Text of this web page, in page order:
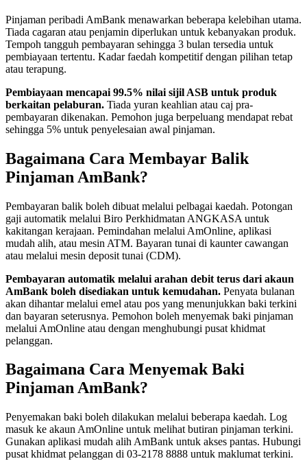
Pinjaman peribadi AmBank menawarkan beberapa kelebihan utama.
Tiada cagaran atau penjamin diperlukan untuk kebanyakan produk.
Tempoh tangguh pembayaran sehingga 3 bulan tersedia untuk
pembiayaan tertentu. Kadar faedah kompetitif dengan pilihan tetap
atau terapung.
Pembiayaan mencapai 99.5% nilai sijil ASB untuk produk
berkaitan pelaburan. Tiada yuran keahlian atau caj pra-
pembayaran dikenakan. Pemohon juga berpeluang mendapat rebat
sehingga 5% untuk penyelesaian awal pinjaman.
Bagaimana Cara Membayar Balik
Pinjaman AmBank?
Pembayaran balik boleh dibuat melalui pelbagai kaedah. Potongan
gaji automatik melalui Biro Perkhidmatan ANGKASA untuk
kakitangan kerajaan. Pemindahan melalui AmOnline, aplikasi
mudah alih, atau mesin ATM. Bayaran tunai di kaunter cawangan
atau melalui mesin deposit tunai (CDM).
Pembayaran automatik melalui arahan debit terus dari akaun
AmBank boleh disediakan untuk kemudahan. Penyata bulanan
akan dihantar melalui emel atau pos yang menunjukkan baki terkini
dan bayaran seterusnya. Pemohon boleh menyemak baki pinjaman
melalui AmOnline atau dengan menghubungi pusat khidmat
pelanggan.
Bagaimana Cara Menyemak Baki
Pinjaman AmBank?
Penyemakan baki boleh dilakukan melalui beberapa kaedah. Log
masuk ke akaun AmOnline untuk melihat butiran pinjaman terkini.
Gunakan aplikasi mudah alih AmBank untuk akses pantas. Hubungi
pusat khidmat pelanggan di 03-2178 8888 untuk maklumat terkini.